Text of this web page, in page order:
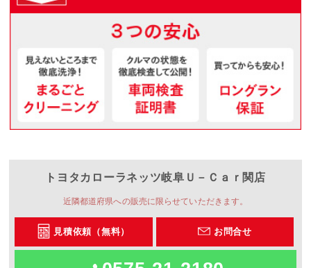
トヨタカローラネッツ岐阜 Ｕ－Ｃａｒ関店
近隣都道府県への販売に限らせていただきます。
見積依頼（無料） お問合せ